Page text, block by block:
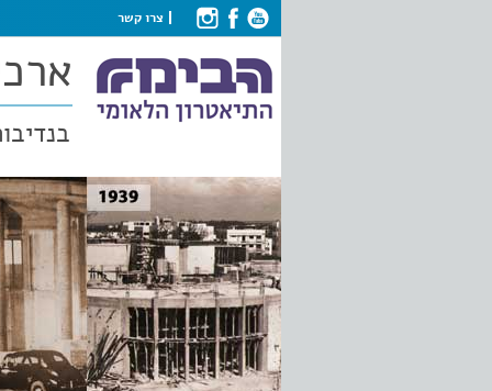
צרו קשר